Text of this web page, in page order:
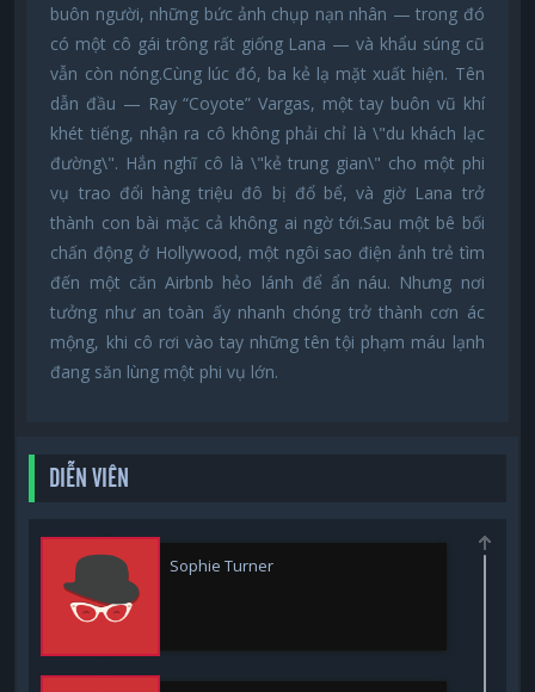
buôn người, những bức ảnh chụp nạn nhân — trong đó
có một cô gái trông rất giống Lana — và khẩu súng cũ
vẫn còn nóng.Cùng lúc đó, ba kẻ lạ mặt xuất hiện. Tên
dẫn đầu — Ray “Coyote” Vargas, một tay buôn vũ khí
khét tiếng, nhận ra cô không phải chỉ là \"du khách lạc
đường\". Hắn nghĩ cô là \"kẻ trung gian\" cho một phi
vụ trao đổi hàng triệu đô bị đổ bể, và giờ Lana trở
thành con bài mặc cả không ai ngờ tới.Sau một bê bối
chấn động ở Hollywood, một ngôi sao điện ảnh trẻ tìm
đến một căn Airbnb hẻo lánh để ẩn náu. Nhưng nơi
tưởng như an toàn ấy nhanh chóng trở thành cơn ác
mộng, khi cô rơi vào tay những tên tội phạm máu lạnh
đang săn lùng một phi vụ lớn.
DIỄN VIÊN
Sophie Turner